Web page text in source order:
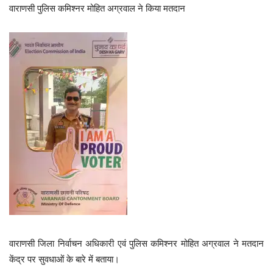
वाराणसी पुलिस कमिश्नर मोहित अग्रवाल ने किया मतदान
वाराणसी जिला निर्वाचन अधिकारी एवं पुलिस कमिश्नर मोहित अग्रवाल ने मतदान
केंद्र पर सुवधाओं के बारे में बताया।